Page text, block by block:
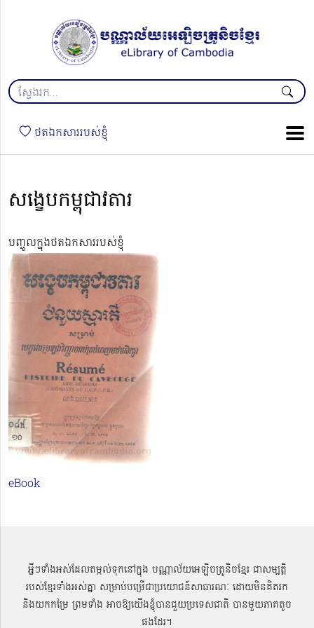
ថតឯកសាររបស់ខ្ញុំ
សង្ខេបកម្ពុជាវតារ
បញ្ចូលក្នុងថតឯកសាររបស់ខ្ញុំ
eBook
អ្វីៗទាំងអស់ដែលតម្កល់ទុកនៅក្នុង បណ្ណាល័យអេឡិចត្រូនិចខ្មែរ ជាសម្បតិ្ត
របស់ខ្មែរទាំងអស់គ្នា សម្រាប់បម្រើជាប្រយោជន៍សាធារណៈ ដោយមិនគិតរក
និងយកកម្រៃ ព្រមទាំង អាចឱ្យយើងខ្ញុំបានជួយប្រទេសជាតិ បានមួយភាគតូច
ផងដែរ។